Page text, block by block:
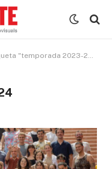
"temporada 2023-2024"